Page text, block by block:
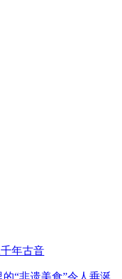
年古音
“非遗美食”令人垂涎